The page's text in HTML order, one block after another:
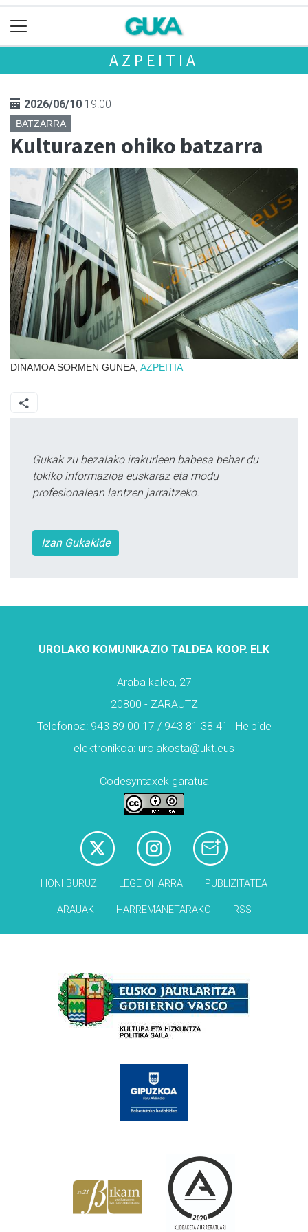
AZPEITIA
2026/06/10 19:00
BATZARRA
Kulturazen ohiko batzarra
DINAMOA SORMEN GUNEA, AZPEITIA
Gukak zu bezalako irakurleen babesa behar du
tokiko informazioa euskaraz eta modu
profesionalean lantzen jarraitzeko.
Izan Gukakide
UROLAKO KOMUNIKAZIO TALDEA KOOP. ELK
Araba kalea, 27
20800 - ZARAUTZ
Telefonoa: 943 89 00 17 / 943 81 38 41 | Helbide
elektronikoa: urolakosta@ukt.eus
Codesyntaxek garatua
HONI BURUZ LEGE OHARRA PUBLIZITATEA
ARAUAK HARREMANETARAKO RSS